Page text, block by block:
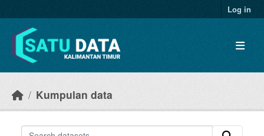
Log in
Kumpulan data